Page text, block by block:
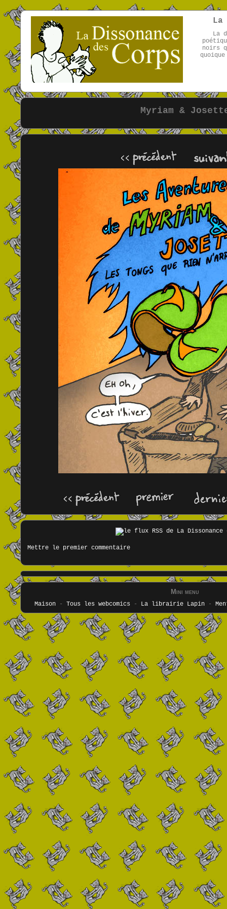
La
La
noirs
Myriam &
Mettre le premier commentaire
Mini menu
Maison- Tous les webcomics - La librairie Lapin-